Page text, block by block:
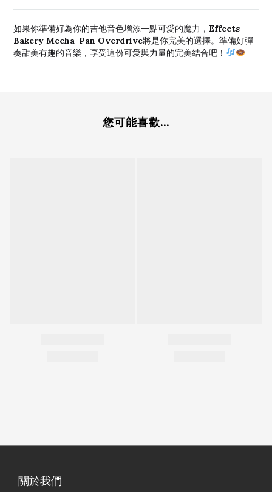
如果你準備好為你的吉他音色增添一點可愛的魔力， Effects
Bakery Mecha-Pan Overdrive將是你完美的選擇。準備好彈
奏甜美有趣的音樂，享受這份可愛與力量的完美結合吧！
您可能喜歡...
關於我們